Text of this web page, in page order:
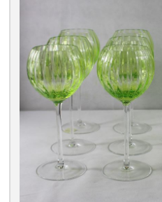
ÜBER UNS
KONTAKT
NEWSLETTER